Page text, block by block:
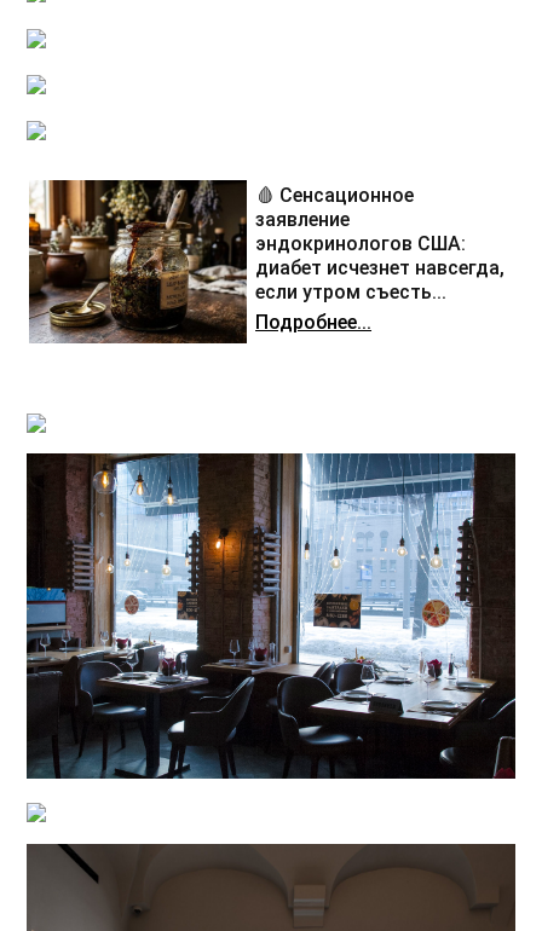
🩸 Сенсационное
заявление
эндокринологов США:
диабет исчезнет навсегда,
если утром съесть...
Подробнее...